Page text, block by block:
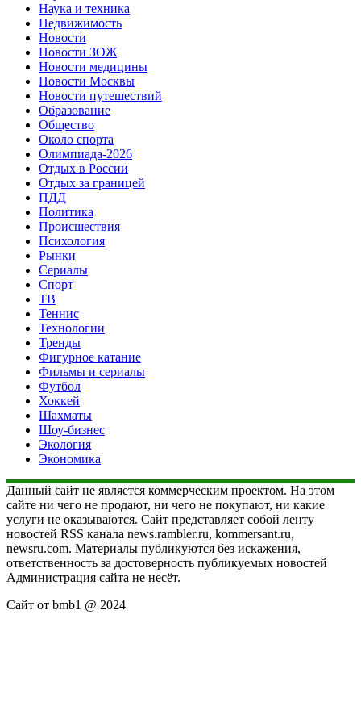
Наука и техника
Недвижимость
Новости
Новости ЗОЖ
Новости медицины
Новости Москвы
Новости путешествий
Образование
Общество
Около спорта
Олимпиада-2026
Отдых в России
Отдых за границей
ПДД
Политика
Происшествия
Психология
Рынки
Сериалы
Спорт
ТВ
Теннис
Технологии
Тренды
Фигурное катание
Фильмы и сериалы
Футбол
Хоккей
Шахматы
Шоу-бизнес
Экология
Экономика
Данный сайт не является коммерческим проектом. На этом
сайте ни чего не продают, ни чего не покупают, ни какие
услуги не оказываются. Сайт представляет собой ленту
новостей RSS канала news.rambler.ru, kommersant.ru,
newsru.com. Материалы публикуются без искажения,
ответственность за достоверность публикуемых новостей
Администрация сайта не несёт.
Сайт от bmb1 @ 2024